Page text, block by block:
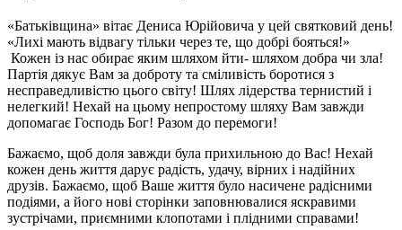
«Батьківщина» вітає Дениса Юрійовича у цей святковий день!
«Лихі мають відвагу тільки через те, що добрі бояться!»
Кожен із нас обирає яким шляхом йти- шляхом добра чи зла!
Партія дякує Вам за доброту та сміливість боротися з
несправедливістю цього світу! Шлях лідерства тернистий і
нелегкий! Нехай на цьому непростому шляху Вам завжди
допомагає Господь Бог! Разом до перемоги!
Бажаємо, щоб доля завжди була прихильною до Вас! Нехай
кожен день життя дарує радість, удачу, вірних і надійних
друзів. Бажаємо, щоб Ваше життя було насичене радісними
подіями, а його нові сторінки заповнювалися яскравими
зустрічами, приємними клопотами і плідними справами!